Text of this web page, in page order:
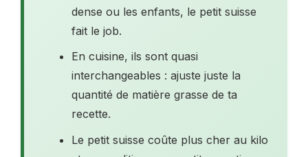
dense ou les enfants, le petit suisse
fait le job.
En cuisine, ils sont quasi
interchangeables : ajuste juste la
quantité de matière grasse de ta
recette.
Le petit suisse coûte plus cher au kilo